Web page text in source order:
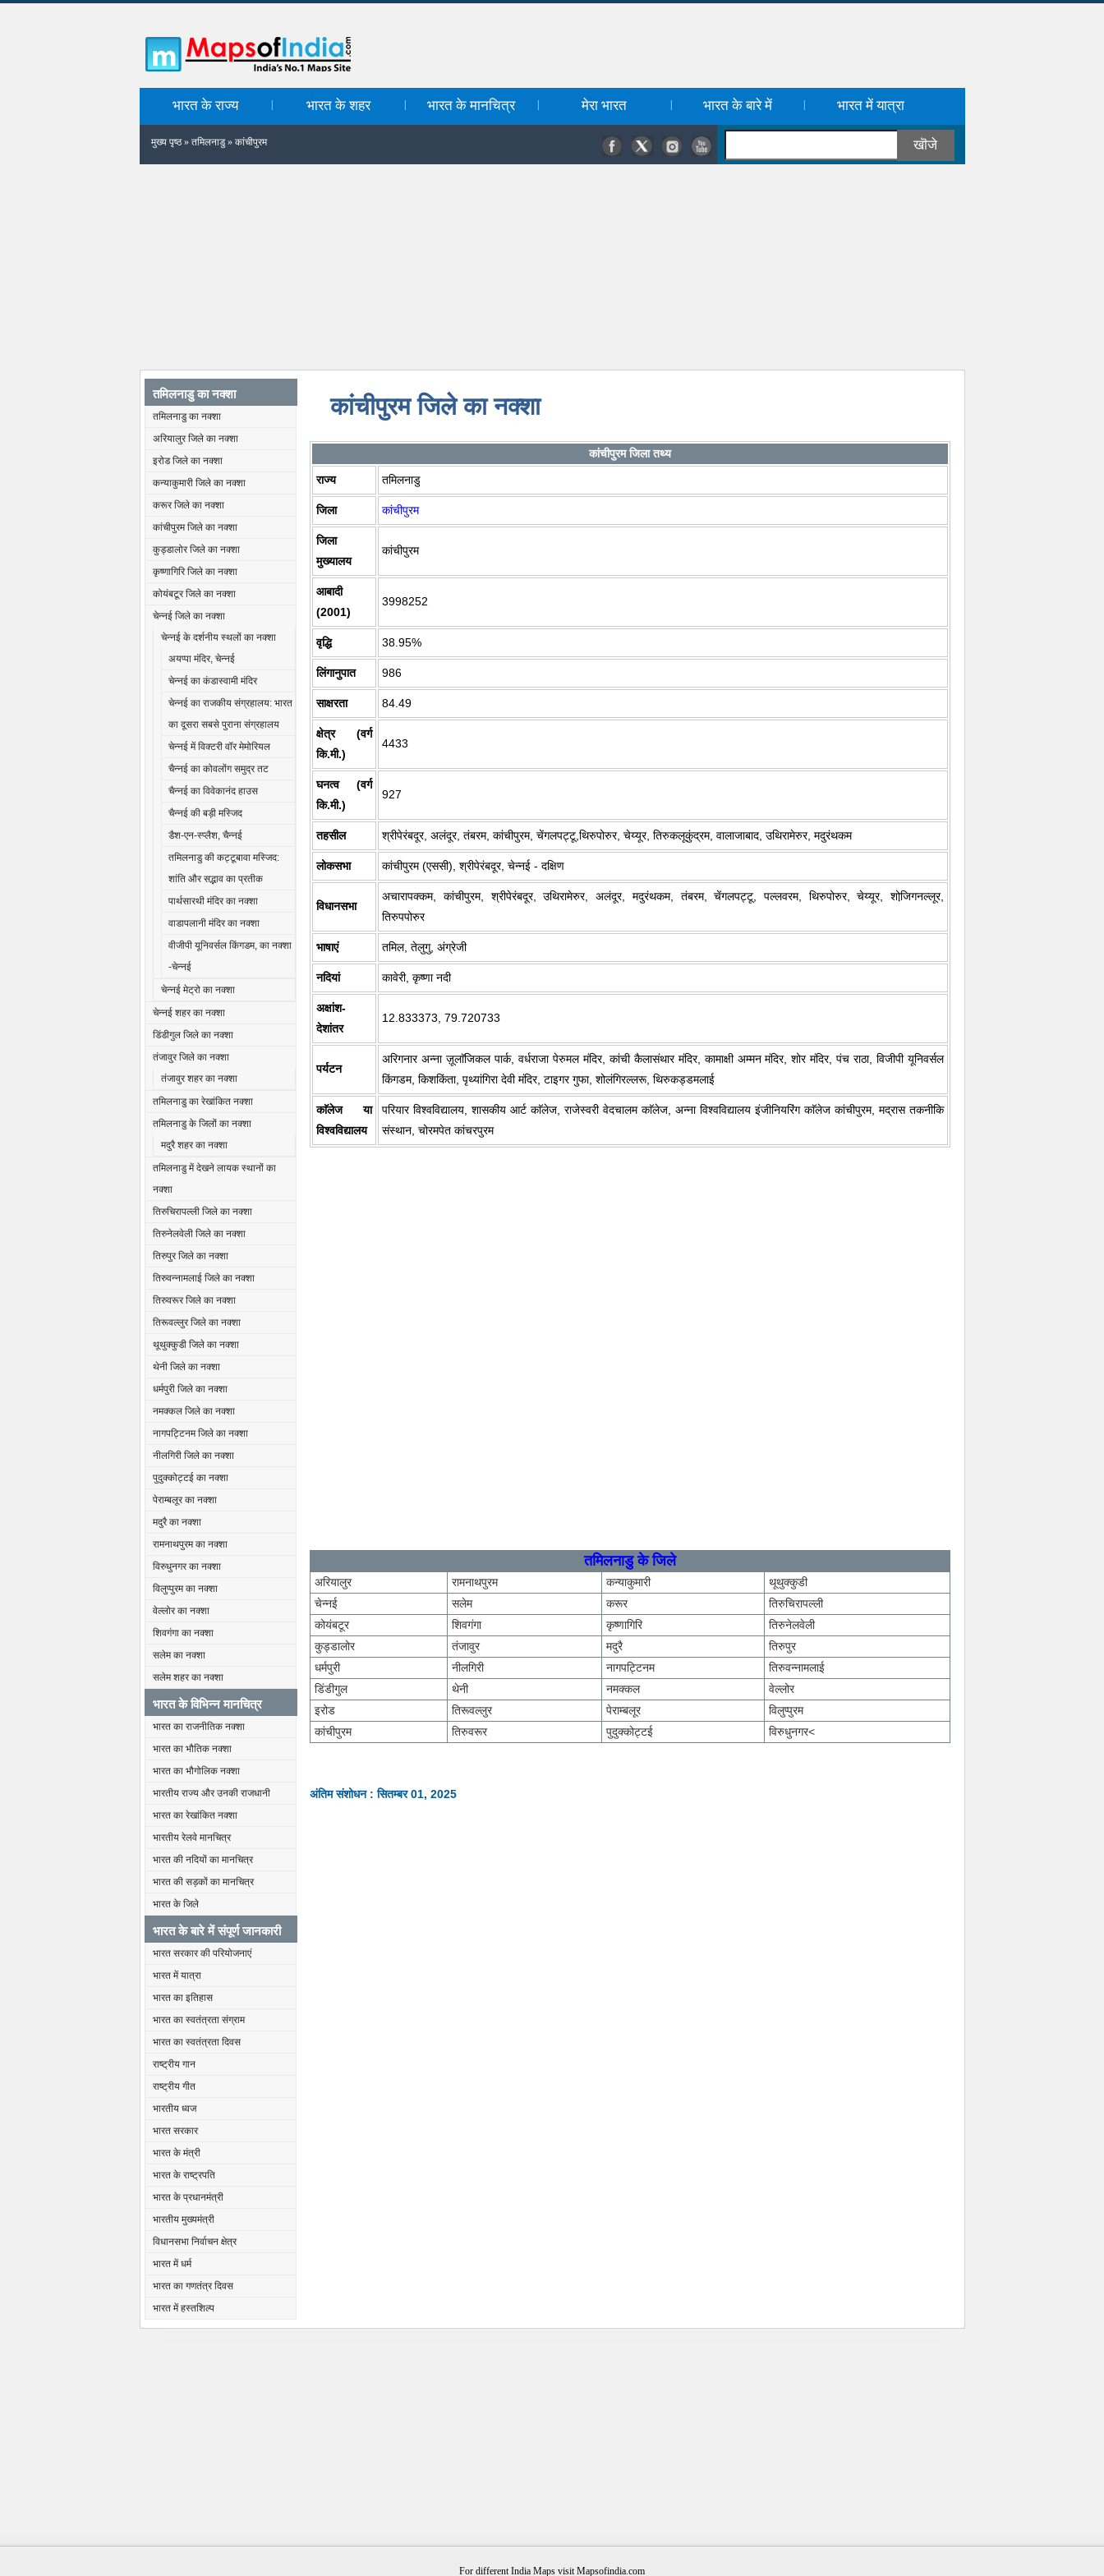
भारत के राज्य भारत के शहर भारत के मानचित्र मेरा भारत भारत के बारे में भारत में यात्रा
मुख्य पृष्ठ» तमिलनाडु» कांचीपुरम
तमिलनाडु का नक्शा
तमिलनाडु का नक्शा
अरियालुर जिले का नक्शा
इरोड जिले का नक्शा
कन्याकुमारी जिले का नक्शा
करूर जिले का नक्शा
कांचीपुरम जिले का नक्शा
कुड्डालोर जिले का नक्शा
कृष्णागिरि जिले का नक्शा
कोयंबटूर जिले का नक्शा
चेन्नई जिले का नक्शा
चेन्नई के दर्शनीय स्थलों का नक्शा
अयप्पा मंदिर, चेन्नई
चेन्नई का कंडास्वामी मंदिर
चेन्नई का राजकीय संग्रहालय: भारत
का दूसरा सबसे पुराना संग्रहालय
चेन्नई में विक्टरी वॉर मेमोरियल
चैन्नई का कोवलोंग समुद्र तट
चैन्नई का विवेकानंद हाउस
चैन्नई की बड़ी मस्जिद
डैश-एन-स्प्लैश, चैन्नई
तमिलनाडु की कट्टूबावा मस्जिद:
शांति और सद्भाव का प्रतीक
पार्थसारथी मंदिर का नक्शा
वाडापलानी मंदिर का नक्शा
वीजीपी यूनिवर्सल किंगडम, का नक्शा
-चेन्नई
चेन्नई मेट्रो का नक्शा
चेन्नई शहर का नक्शा
डिंडीगुल जिले का नक्शा
तंजावुर जिले का नक्शा
तंजावुर शहर का नक्शा
तमिलनाडु का रेखांकित नक्शा
तमिलनाडु के जिलों का नक्शा
मदुरै शहर का नक्शा
तमिलनाडु में देखने लायक स्थानों का
नक्शा
तिरुचिरापल्ली जिले का नक्शा
तिरुनेलवेली जिले का नक्शा
तिरुपुर जिले का नक्शा
तिरुवन्नामलाई जिले का नक्शा
तिरुवरूर जिले का नक्शा
तिरूवल्लुर जिले का नक्शा
थूथुक्कुडी जिले का नक्शा
थेनी जिले का नक्शा
धर्मपुरी जिले का नक्शा
नमक्कल जिले का नक्शा
नागपट्टिनम जिले का नक्शा
नीलगिरी जिले का नक्शा
पुदुक्कोट्टई का नक्शा
पेराम्बलूर का नक्शा
मदुरै का नक्शा
रामनाथपुरम का नक्शा
विरुधुनगर का नक्शा
विलुप्पुरम का नक्शा
वेल्लोर का नक्शा
शिवगंगा का नक्शा
सलेम का नक्शा
सलेम शहर का नक्शा
भारत के विभिन्न मानचित्र
भारत का राजनीतिक नक्शा
भारत का भौतिक नक्शा
भारत का भौगोलिक नक्शा
भारतीय राज्य और उनकी राजधानी
भारत का रेखांकित नक्शा
भारतीय रेलवे मानचित्र
भारत की नदियों का मानचित्र
भारत की सड़कों का मानचित्र
भारत के जिले
भारत के बारे में संपूर्ण जानकारी
भारत सरकार की परियोजनाएं
भारत में यात्रा
भारत का इतिहास
भारत का स्वतंत्रता संग्राम
भारत का स्वतंत्रता दिवस
राष्ट्रीय गान
राष्ट्रीय गीत
भारतीय ध्वज
भारत सरकार
भारत के मंत्री
भारत के राष्ट्रपति
भारत के प्रधानमंत्री
भारतीय मुख्यमंत्री
विधानसभा निर्वाचन क्षेत्र
भारत में धर्म
भारत का गणतंत्र दिवस
भारत में हस्तशिल्प
कांचीपुरम जिले का नक्शा
कांचीपुरम जिला तथ्य
राज्य
तमिलनाडु
जिला कांचीपुरम
जिला
मुख्यालय
कांचीपुरम
आबादी
(2001)
3998252
वृद्धि 38.95%
लिंगानुपात 986
साक्षरता 84.49
क्षेत्र (वर्ग
कि.मी.)
4433
घनत्व (वर्ग
कि.मी.)
927
तहसील श्रीपेरंबदूर, अलंदूर, तंबरम, कांचीपुरम, चेंगलपट्टू,थिरुपोरुर, चेय्यूर, तिरुकलूकुंद्रम, वालाजाबाद, उथिरामेरुर, मदुरंथकम
लोकसभा कांचीपुरम (एससी), श्रीपेरंबदूर, चेन्नई - दक्षिण
विधानसभा
अचारापक्कम, कांचीपुरम, श्रीपेरंबदूर, उथिरामेरुर, अलंदूर, मदुरंथकम, तंबरम, चेंगलपट्टू, पल्लवरम, थिरुपोरुर, चेय्यूर, शोजि़गनल्लूर,
तिरुपपोरुर
भाषाएं तमिल, तेलुगु, अंग्रेजी
नदियां कावेरी, कृष्णा नदी
अक्षांश-
देशांतर
12.833373, 79.720733
पर्यटन
अरिगनार अन्ना ज़ूलाॅजिकल पार्क, वर्धराजा पेरुमल मंदिर, कांची कैलासंथार मंदिर, कामाक्षी अम्मन मंदिर, शोर मंदिर, पंच राठा, विजीपी यूनिवर्सल
किंगडम, किशकिंता, पृथ्यांगिरा देवी मंदिर, टाइगर गुफा, शोलंगिरल्लरू, थिरुकड्डमलाई
काॅलेज या
विश्वविद्यालय
परियार विश्वविद्यालय, शासकीय आर्ट काॅलेज, राजेस्वरी वेदचालम काॅलेज, अन्ना विश्वविद्यालय इंजीनियरिंग काॅलेज कांचीपुरम, मद्रास तकनीकि
संस्थान, चोरमपेत कांचरपुरम
तमिलनाडु के जिले
अरियालुर रामनाथपुरम कन्याकुमारी
थूथुक्कुडी
चेन्नई
सलेम करूर
तिरुचिरापल्ली
कोयंबटूर
शिवगंगा कृष्णागिरि
तिरुनेलवेली
कुड्डालोर
तंजावुर मदुरै
तिरुपुर
धर्मपुरी
नीलगिरी नागपट्टिनम
तिरुवन्नामलाई
डिंडीगुल
थेनी नमक्कल
वेल्लोर
इरोड
तिरूवल्लुर पेराम्बलूर
विलुप्पुरम
कांचीपुरम
तिरुवरूर पुदुक्कोट्टई विरुधुनगर<
अंतिम संशोधन : सितम्बर 01, 2025
For different India Maps visit Mapsofindia.com